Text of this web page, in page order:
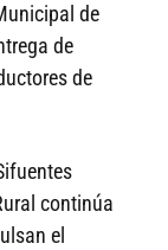
de
de
de
continúa
el